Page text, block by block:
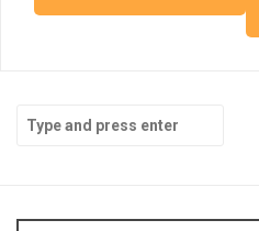
Search
for: